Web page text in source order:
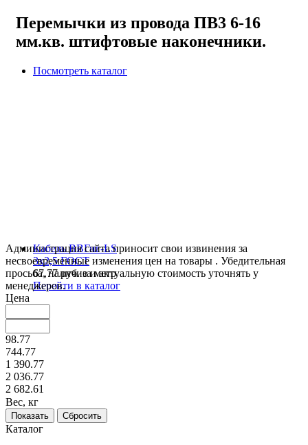
Перемычки из провода ПВ3 6-16
мм.кв. штифтовые наконечники.
Посмотреть каталог
Кабель ВВГнг-LS
3х2,5 ГОСТ
67,77 руб. за метр
Перейти в каталог
Администрация сайта приносит свои извинения за
несвоевременные изменения цен на товары . Убедительная
просьба, наличие и актуальную стоимость уточнять у
менеджеров.
Цена
98.77
744.77
1 390.77
2 036.77
2 682.61
Вес, кг
Каталог